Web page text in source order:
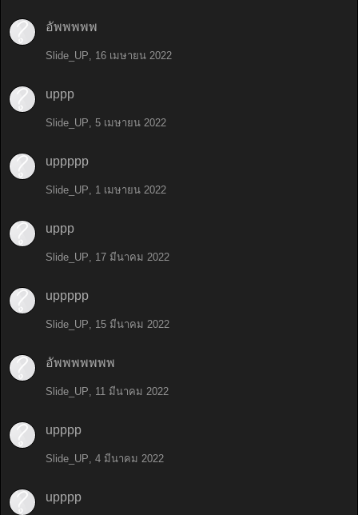
อัพพพพพ
Slide_UP, 16 เมษายน 2022
uppp
Slide_UP, 5 เมษายน 2022
uppppp
Slide_UP, 1 เมษายน 2022
uppp
Slide_UP, 17 มีนาคม 2022
uppppp
Slide_UP, 15 มีนาคม 2022
อัพพพพพพพ
Slide_UP, 11 มีนาคม 2022
upppp
Slide_UP, 4 มีนาคม 2022
upppp